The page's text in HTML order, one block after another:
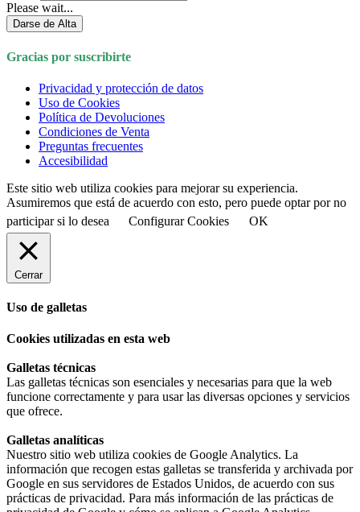
Please wait...
Darse de Alta
Gracias por suscribirte
Privacidad y protección de datos
Uso de Cookies
Política de Devoluciones
Condiciones de Venta
Preguntas frecuentes
Accesibilidad
Este sitio web utiliza cookies para mejorar su experiencia.
Asumiremos que está de acuerdo con esto, pero puede optar por no
participar si lo desea
Configurar Cookies OK
Cerrar
Uso de galletas
Cookies utilizadas en esta web
Galletas técnicas
Las galletas técnicas son esenciales y necesarias para que la web
funcione correctamente y para usar las diversas opciones y servicios
que ofrece.
Galletas analíticas
Nuestro sitio web utiliza cookies de Google Analytics. La
información que recogen estas galletas se transferida y archivada por
Google en sus servidores de Estados Unidos, de acuerdo con sus
prácticas de privacidad. Para más información de las prácticas de